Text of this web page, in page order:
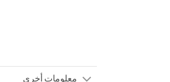
معلومات أخري